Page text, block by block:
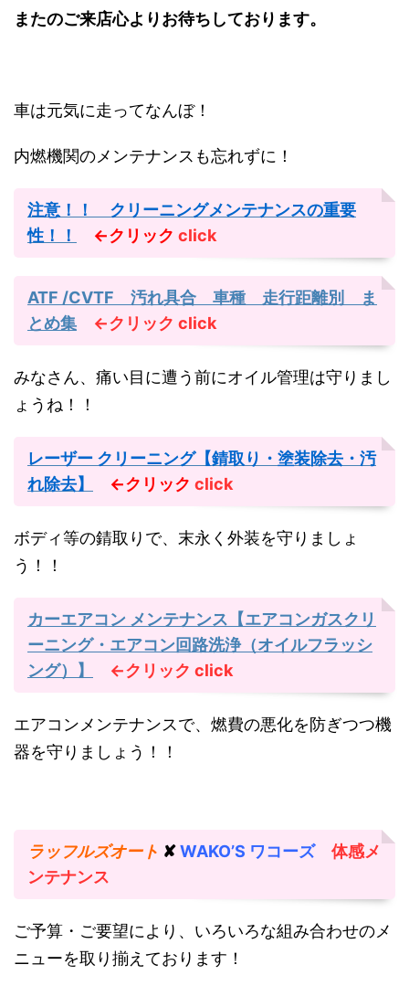
またのご来店心よりお待ちしております。
車は元気に走ってなんぼ！
内燃機関のメンテナンスも忘れずに！
注意！！ クリーニングメンテナンスの重要
性！！
←クリック click
ATF /CVTF 汚れ具合 車種 走行距離別 ま
とめ集
←クリック click
みなさん、痛い目に遭う前にオイル管理は守りまし
ょうね！！
レーザー クリーニング【錆取り・塗装除去・汚
れ除去】
←クリック click
ボディ等の錆取りで、末永く外装を守りましょ
う！！
カーエアコン メンテナンス【エアコンガスクリ
ーニング・エアコン回路洗浄（オイルフラッシ
ング）】
←クリック click
エアコンメンテナンスで、燃費の悪化を防ぎつつ機
器を守りましょう！！
ラッフルズオート ✘WAKO’S ワコーズ 体感メ
ンテナンス
ご予算・ご要望により、いろいろな組み合わせのメ
ニューを取り揃えております！